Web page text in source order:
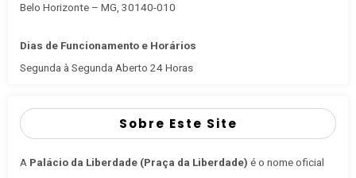
Belo Horizonte – MG, 30140-010
Dias de Funcionamento e Horários
Segunda à Segunda Aberto 24 Horas
Sobre Este Site
A Palácio da Liberdade (Praça da Liberdade) é o nome oficial